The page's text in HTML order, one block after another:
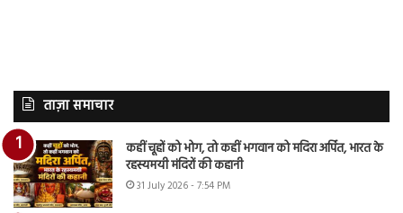
ताज़ा समाचार
कहीं चूहों को भोग, तो कहीं भगवान को मदिरा अर्पित, भारत के
रहस्यमयी मंदिरों की कहानी
31 July 2026 - 7:54 PM